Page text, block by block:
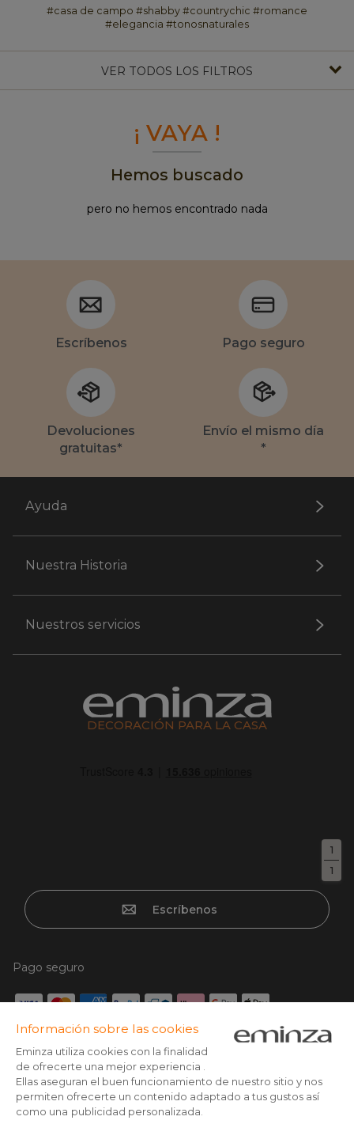
#casa de campo #shabby #countrychic #romance
#elegancia #tonosnaturales
VER TODOS LOS FILTROS
1
1
¡ VAYA !
Hemos buscado
pero no hemos encontrado nada
Escríbenos Pago seguro
Devoluciones
gratuitas*
Envío el mismo día
*
Ayuda
Nuestra Historia
Nuestros servicios
DECORACIÓN PARA LA CASA
Escríbenos
Pago seguro
Tarjeta de crédito, Paypal, Transferencia bancaria, Klarna x3
con tarjeta sin cargos, Google/Apple pay
Síguenos en: